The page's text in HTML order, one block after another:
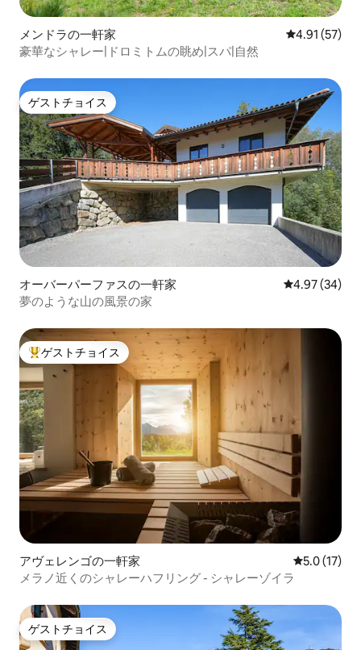
メンドラの一軒家 レビュー57
4.91 (57)
豪華なシャレー|ドロミトムの眺め|スパ|自然
ゲストチョイス
ゲストチョイス
オーバーパーファスの一軒家 レビュー34
4.97 (34)
夢のような山の風景の家
大好評のゲストチョイスです。
ゲストチョイス
アヴェレンゴの一軒家 レビュー17
5.0 (17)
メラノ近くのシャレーハフリング - シャレーゾイラ
ゲストチョイス
ゲストチョイス